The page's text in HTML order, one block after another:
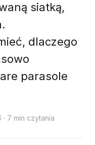
siatką,
dlaczego
parasole
· 7 min czytania